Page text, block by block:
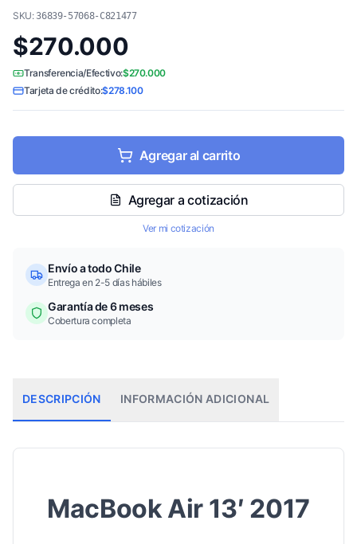
SKU:36839-57068-C821477
$270.000
Transferencia/Efectivo:$270.000
Tarjeta de crédito:$278.100
Agregar al carrito
Agregar a cotización
Ver mi cotización
Envío a todo Chile
Entrega en 2-5 días hábiles
Garantía de 6 meses
Cobertura completa
DESCRIPCIÓN INFORMACIÓN ADICIONAL
MacBook Air 13′ 2017